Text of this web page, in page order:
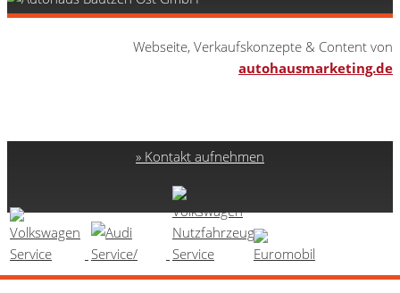
Webseite, Verkaufskonzepte & Content von
autohausmarketing.de
Kontakt aufnehmen